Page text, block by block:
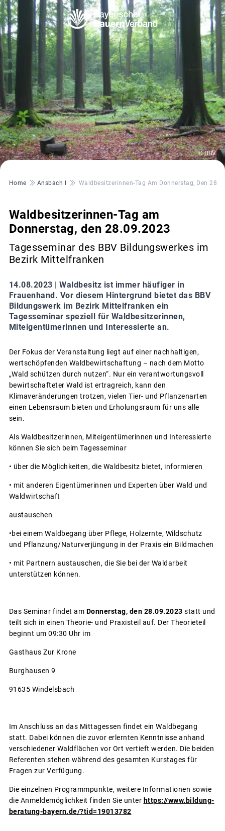
© BBV
Pfadnavigation
Home Ansbach I Waldbesitzerinnen-Tag Am Donnerstag, Den
Waldbesitzerinnen-Tag am
Donnerstag, den 28.09.2023
Tagesseminar des BBV Bildungswerkes im
Bezirk Mittelfranken
14.08.2023 | Waldbesitz ist immer häufiger in
Frauenhand. Vor diesem Hintergrund bietet das BBV
Bildungswerk im Bezirk Mittelfranken ein
Tagesseminar speziell für Waldbesitzerinnen,
Miteigentümerinnen und Interessierte an.
Der Fokus der Veranstaltung liegt auf einer nachhaltigen,
wertschöpfenden Waldbewirtschaftung – nach dem Motto
„Wald schützen durch nutzen“. Nur ein verantwortungsvoll
bewirtschafteter Wald ist ertragreich, kann den
Klimaveränderungen trotzen, vielen Tier- und Pflanzenarten
einen Lebensraum bieten und Erholungsraum für uns alle
sein.
Als Waldbesitzerinnen, Miteigentümerinnen und Interessierte
können Sie sich beim Tagesseminar
• über die Möglichkeiten, die Waldbesitz bietet, informieren
• mit anderen Eigentümerinnen und Experten über Wald und
Waldwirtschaft
austauschen
•bei einem Waldbegang über Pflege, Holzernte, Wildschutz
und Pflanzung/Naturverjüngung in der Praxis ein Bildmachen
• mit Partnern austauschen, die Sie bei der Waldarbeit
unterstützen können.
Das Seminar findet am Donnerstag, den 28.09.2023 statt und
teilt sich in einen Theorie- und Praxisteil auf. Der Theorieteil
beginnt um 09:30 Uhr im
Gasthaus Zur Krone
Burghausen 9
91635 Windelsbach
Im Anschluss an das Mittagessen findet ein Waldbegang
statt. Dabei können die zuvor erlernten Kenntnisse anhand
verschiedener Waldflächen vor Ort vertieft werden. Die beiden
Referenten stehen während des gesamten Kurstages für
Fragen zur Verfügung.
Die einzelnen Programmpunkte, weitere Informationen sowie
die Anmeldemöglichkeit finden Sie unter https://www.bildung-
beratung-bayern.de/?tid=19013782